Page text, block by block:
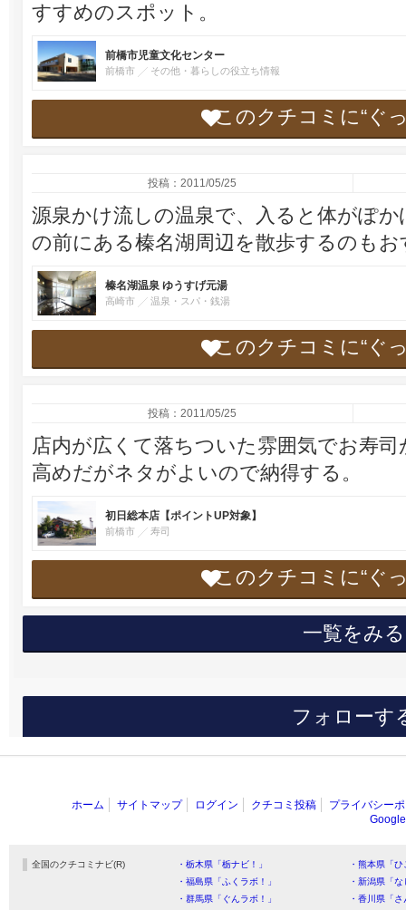
すすめのスポット。
前橋市児童文化センター
前橋市 その他・暮らしの役立ち情報
このクチコミに“ぐ
投稿：2011/05/25
源泉かけ流しの温泉で、入ると体がぽ
の前にある榛名湖周辺を散歩するのもお
榛名湖温泉 ゆうすげ元湯
高崎市 温泉・スパ・銭湯
このクチコミに“ぐ
投稿：2011/05/25
店内が広くて落ちついた雰囲気でお寿
高めだがネタがよいので納得する。
初日総本店【ポイントUP対象】
前橋市 寿司
このクチコミに“ぐ
一覧をみる
フォローす
ホーム サイトマップ ログイン クチコミ投稿
プライバシー
全国のクチコミナビ(R) ・栃木県「栃ナビ！」
・熊本県「
・福島県「ふくラボ！」
・新潟県「
・群馬県「ぐんラボ！」
・香川県「